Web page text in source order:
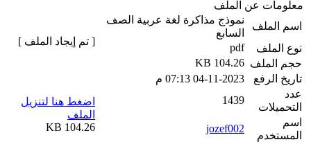
معلومات عن الملف
اسم الملف
نموذج مذاكرة لغة عربية الصف
السابع
نوع الملف
pdf
حجم الملف 104.26 KB
تاريخ الرفع
04-11-2023 07:13 م
عدد
التحميلات
1439
اسم
المستخدم
jozef002
[ تم إيجاد الملف ]
اضغط هنا لتنزيل
الملف
104.26 KB